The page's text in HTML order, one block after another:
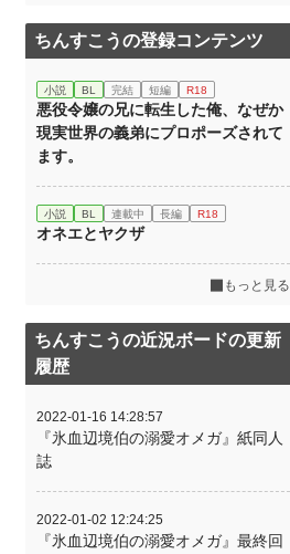
ちんすこうの登録コンテンツ
小説 BL 完結 短編 R18
悪役令嬢の兄に転生した俺、なぜか
現実世界の義弟にプロポーズされて
ます。
小説 BL 連載中 長編 R18
オネエとヤクザ
もっと見る
ちんすこうの近況ボードの更新
履歴
2022-01-16 14:28:57
『氷血辺境伯の溺愛オメガ』紙同人
誌
2022-01-02 12:24:25
『氷血辺境伯の溺愛オメガ』最終回